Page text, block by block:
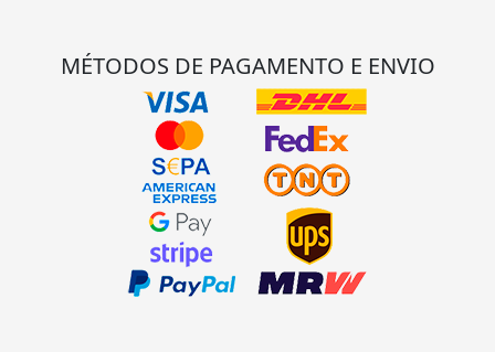
MÉTODOS DE PAGAMENTO E ENVIO